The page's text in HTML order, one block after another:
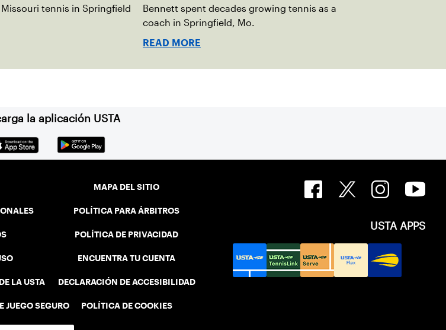
tennis in Springfield
Bennett spent decades growing tennis as a
coach in Springfield, Mo.
READ MORE
la aplicación USTA
LA USTA
JUEGO SEGURO
MAPA DEL SITIO
POLÍTICA PARA ÁRBITROS
POLÍTICA DE PRIVACIDAD
ENCUENTRA TU CUENTA
DECLARACIÓN DE ACCESIBILIDAD
POLÍTICA DE COOKIES
USTA APPS